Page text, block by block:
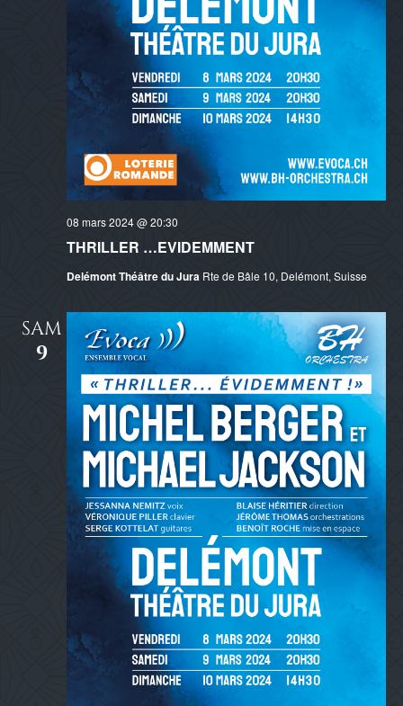
THRILLER …EVIDEMMENT
08 mars 2024 @ 20:30
Delémont Théâtre du Jura Rte de Bâle 10, Delémont, Suisse
SAM
9